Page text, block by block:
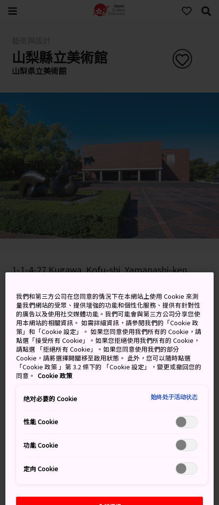
山梨縣立美術館
山梨県立美術館
1-1-4-27 Kugawa, Kofu-shi, Yamanashi-ken
取得轉乘資訊
關鍵字 地圖
欣賞尚-弗朗迪克・米勒的傑作
山梨縣立美術館自1978年開館以來，一直被譽為是「米勒
博物館」。收藏包括米勒的《拾穗者》等畫作，以及其他
巴比松派藝術家、歐洲風景畫家，以及山梨縣以至當代日
本藝術家的作品。
知識補給站
遊客可以在博物館座落的藝術之森公園裡的翠綠草地
我們和第三方公司在您同意的情況下在本網站上使用 Cookie 來測
量我們網站的受眾、提供增強的功能和個性化服務、提供有針對性
的廣告以及使用社交媒體功能。我們可能會與第三方公司分享您使
用本網站的相關資訊。 如需詳細資訊，請參閱我們的「Cookie 政
策」和「Cookie 設定」。 如果您同意使用我們所有的 Cookie，請
點選「接受所有 Cookie」。如果您拒絕使用我們所有的 Cookie，
請點選 「拒絕所有 Cookie」。如果您同意使用我們的部分
Cookie，請將選擇開關移至啟用狀態。 此外，您可以隨時點選
「Cookie 政策 」第 3.2 條下的 「Cookie 設定」，變更或撤回您的
同意。 Cookie 政策
绝对必要的 Cookie 始终处于活动状态
性能 Cookie
功能 Cookie
定向 Cookie